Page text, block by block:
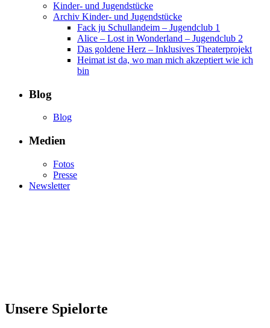
Kinder- und Jugendstücke
Archiv Kinder- und Jugendstücke
Fack ju Schullandeim – Jugendclub 1
Alice – Lost in Wonderland – Jugendclub 2
Das goldene Herz – Inklusives Theaterprojekt
Heimat ist da, wo man mich akzeptiert wie ich
bin
Blog
Blog
Medien
Fotos
Presse
Newsletter
Unsere Spielorte